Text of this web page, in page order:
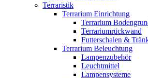
Terraristik
Terrarium Einrichtung
Terrarium
Terrariumrückwand
Futterschalen &
Terrarium Beleuchtung
Lampenzubehör
Leuchtmittel
Lampensysteme